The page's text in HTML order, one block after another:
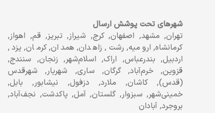
شهرهای تحت پوشش ارسال
تهران, مشهد, اصفهان, کرج, شیراز, تبریز, قم, اهواز,
کرمانشاه, ارومیه, رشت, زاهدان, همدان, کرمان, یزد,
اردبیل, بندرعباس, اراک, اسلام‌شهر, زنجان, سنندج,
قزوین, خرم‌آباد, گرگان, ساری, شهریار, شهرقدس
(قدس), کاشان, ملارد, دزفول, نیشابور, بابل,
خمینی‌شهر, سبزوار, گلستان, آمل, پاکدشت, نجف‌آباد,
بروجرد, آبادان